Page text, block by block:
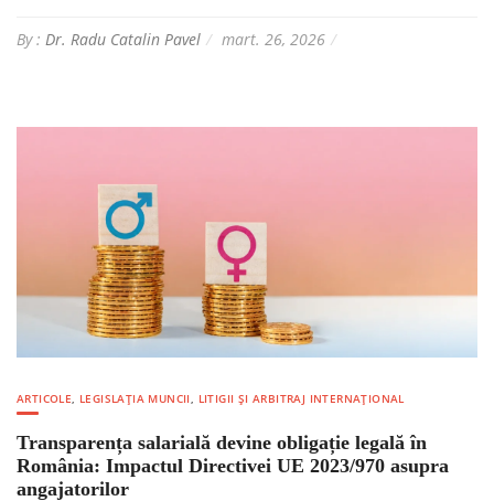
By : Dr. Radu Catalin Pavel mart. 26, 2026
ARTICOLE, LEGISLAȚIA MUNCII, LITIGII ȘI ARBITRAJ INTERNAȚIONAL
Transparența salarială devine obligație legală în
România: Impactul Directivei UE 2023/970 asupra
angajatorilor